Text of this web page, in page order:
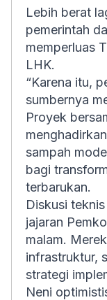
Lebih berat
pemerintah
memperluas
LHK.
“Karena itu,
sumbernya
Proyek
sampah
bagi
terbarukan.
Diskusi
jajaran
malam.
infrastruktur,
strategi
Neni